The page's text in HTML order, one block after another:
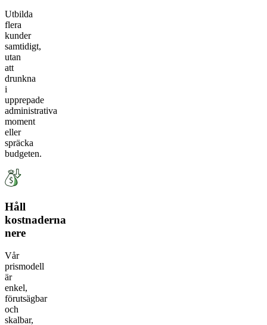
Utbilda
flera
kunder
samtidigt,
utan
att
drunkna
i
upprepade
administrativa
moment
eller
spräcka
budgeten.
Håll
kostnaderna
nere
Vår
prismodell
är
enkel,
förutsägbar
och
skalbar,